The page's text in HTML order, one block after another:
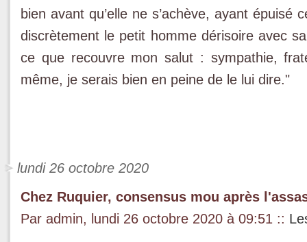
bien avant qu’elle ne s’achève, ayant
discrètement le petit homme dérisoire avec
ce que recouvre mon salut : sympathie,
même, je serais bien en peine de le lui dire."
lundi 26 octobre 2020
Chez Ruquier, consensus mou après
Par admin, lundi 26 octobre 2020 à 09:51 ::